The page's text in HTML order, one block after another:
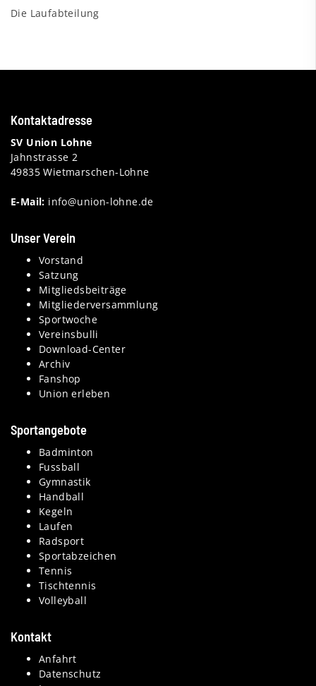
Die Laufabteilung
Kontaktadresse
SV Union Lohne
Jahnstrasse 2
49835 Wietmarschen-Lohne
E-Mail: info@union-lohne.de
Unser Verein
Vorstand
Satzung
Mitgliedsbeiträge
Mitgliederversammlung
Sportwoche
Vereinsbulli
Download-Center
Archiv
Fanshop
Union erleben
Sportangebote
Badminton
Fussball
Gymnastik
Handball
Kegeln
Laufen
Radsport
Sportabzeichen
Tennis
Tischtennis
Volleyball
Kontakt
Anfahrt
Datenschutz